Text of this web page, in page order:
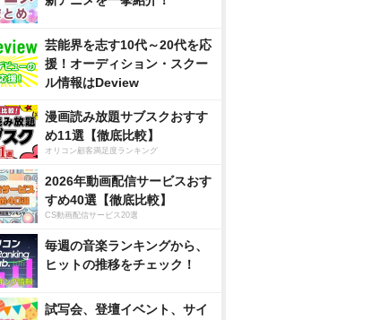
芸能界を志す10代～20代を応
援！オーディション・スクー
ル情報はDeview
漫画読み放題サブスクおすす
め11選【徹底比較】
オリコン顧客満足度ランキング
2026年動画配信サービスおす
すめ40選【徹底比較】
CS動画配信サービス20選
毎週の音楽ランキングから、
ヒットの推移をチェック！
試写会、登壇イベント、サイ